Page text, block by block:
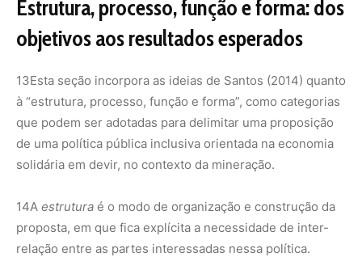
Estrutura, processo, função e forma: dos
objetivos aos resultados esperados
13Esta seção incorpora as ideias de Santos (2014) quanto
à “estrutura, processo, função e forma”, como categorias
que podem ser adotadas para delimitar uma proposição
de uma política pública inclusiva orientada na economia
solidária em devir, no contexto da mineração.
14A estrutura é o modo de organização e construção da
proposta, em que fica explícita a necessidade de inter-
relação entre as partes interessadas nessa política.